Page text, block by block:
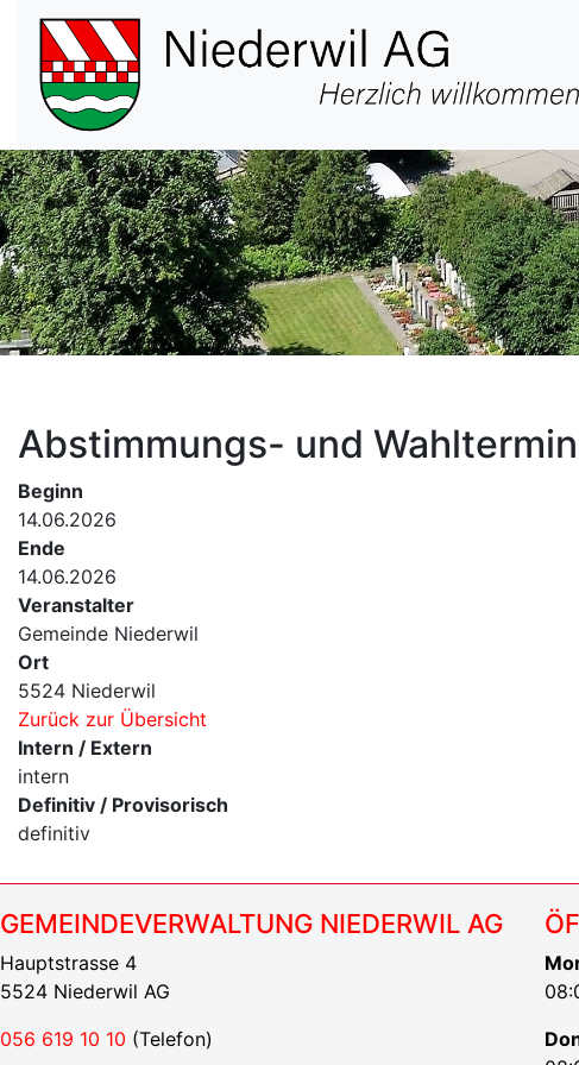
Hauptnavigation
Abstimmungs- und Wahltermin
Beginn
14.06.2026
Ende
14.06.2026
Veranstalter
Gemeinde Niederwil
Ort
5524 Niederwil
Zurück zur Übersicht
Intern / Extern
intern
Definitiv / Provisorisch
definitiv
GEMEINDEVERWALTUNG NIEDERWIL AG
Hauptstrasse 4
5524 Niederwil AG
056 619 10 10 (Telefon)